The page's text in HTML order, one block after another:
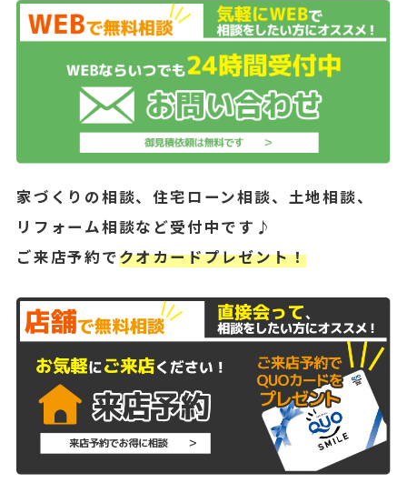
家づくりの相談、住宅ローン相談、土地相談、
リフォーム相談など受付中です♪
ご来店予約でクオカードプレゼント！